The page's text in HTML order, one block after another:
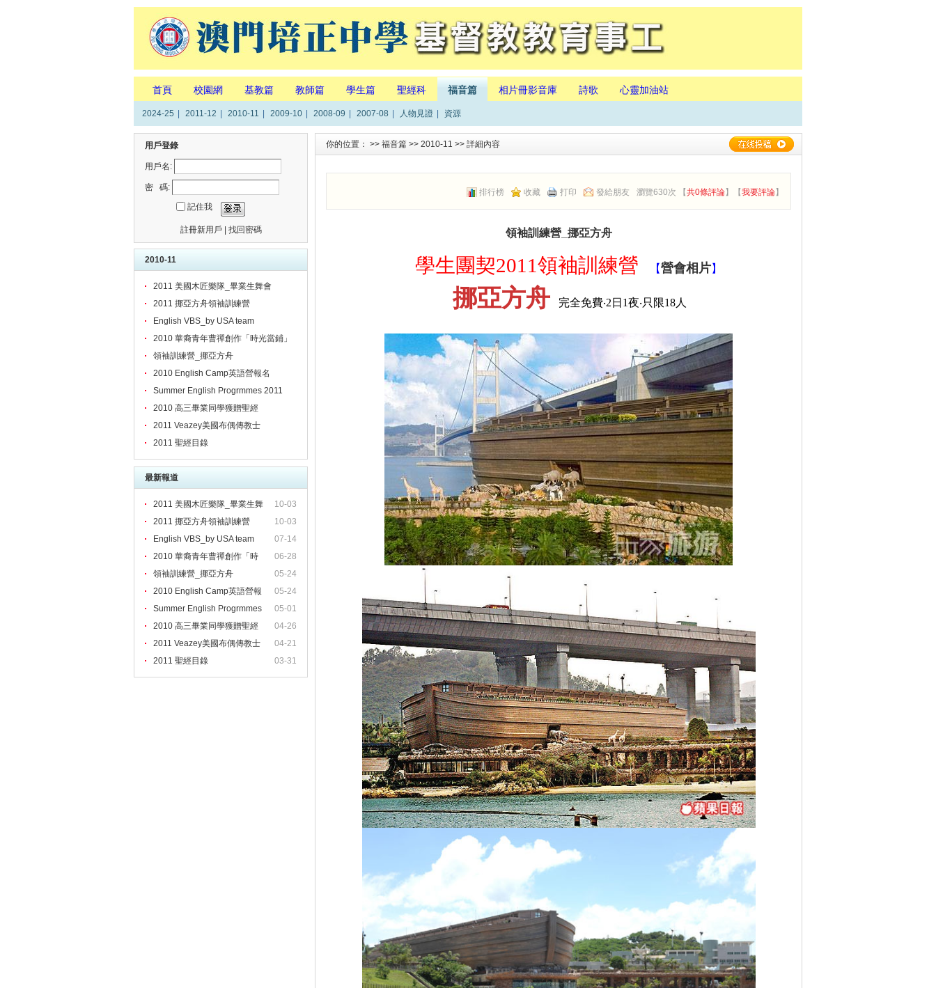
首頁 校園網 基教篇 教師篇 學生篇 聖經科 福音篇 相片冊影音庫 詩歌 心靈加油站
2024-25 2011-12 2010-11 2009-10 2008-09 2007-08 人物見證 資源
用戶登錄
用戶名:
密 碼:
記住我
註冊新用戶 找回密碼
2010-11
2011 美國木匠樂隊_畢業生舞會
2011 挪亞方舟領袖訓練營
English VBS_by USA team
2010 華裔青年曹禪創作「時光當鋪」
領袖訓練營_挪亞方舟
2010 English Camp英語營報名
Summer English Progrmmes 2011
2010 高三畢業同學獲贈聖經
2011 Veazey美國布偶傳教士
2011 聖經目錄
最新報道
10-03
2011 美國木匠樂隊_畢業生舞
10-03
2011 挪亞方舟領袖訓練營
07-14
English VBS_by USA team
06-28
2010 華裔青年曹禪創作「時
05-24
領袖訓練營_挪亞方舟
05-24
2010 English Camp英語營報
05-01
Summer English Progrmmes
2
04-26
2010 高三畢業同學獲贈聖經
04-21
2011 Veazey美國布偶傳教士
03-31
2011 聖經目錄
你的位置： >> 福音篇 >> 2010-11 >> 詳細內容
排行榜 收藏 打印 發給朋友 瀏覽630次 【共0條評論】【我要評論】
領袖訓練營_挪亞方舟
學生團契2011領袖訓練營 【營會相片】
挪亞方舟 完全免費‧2 日 1夜‧只限18人